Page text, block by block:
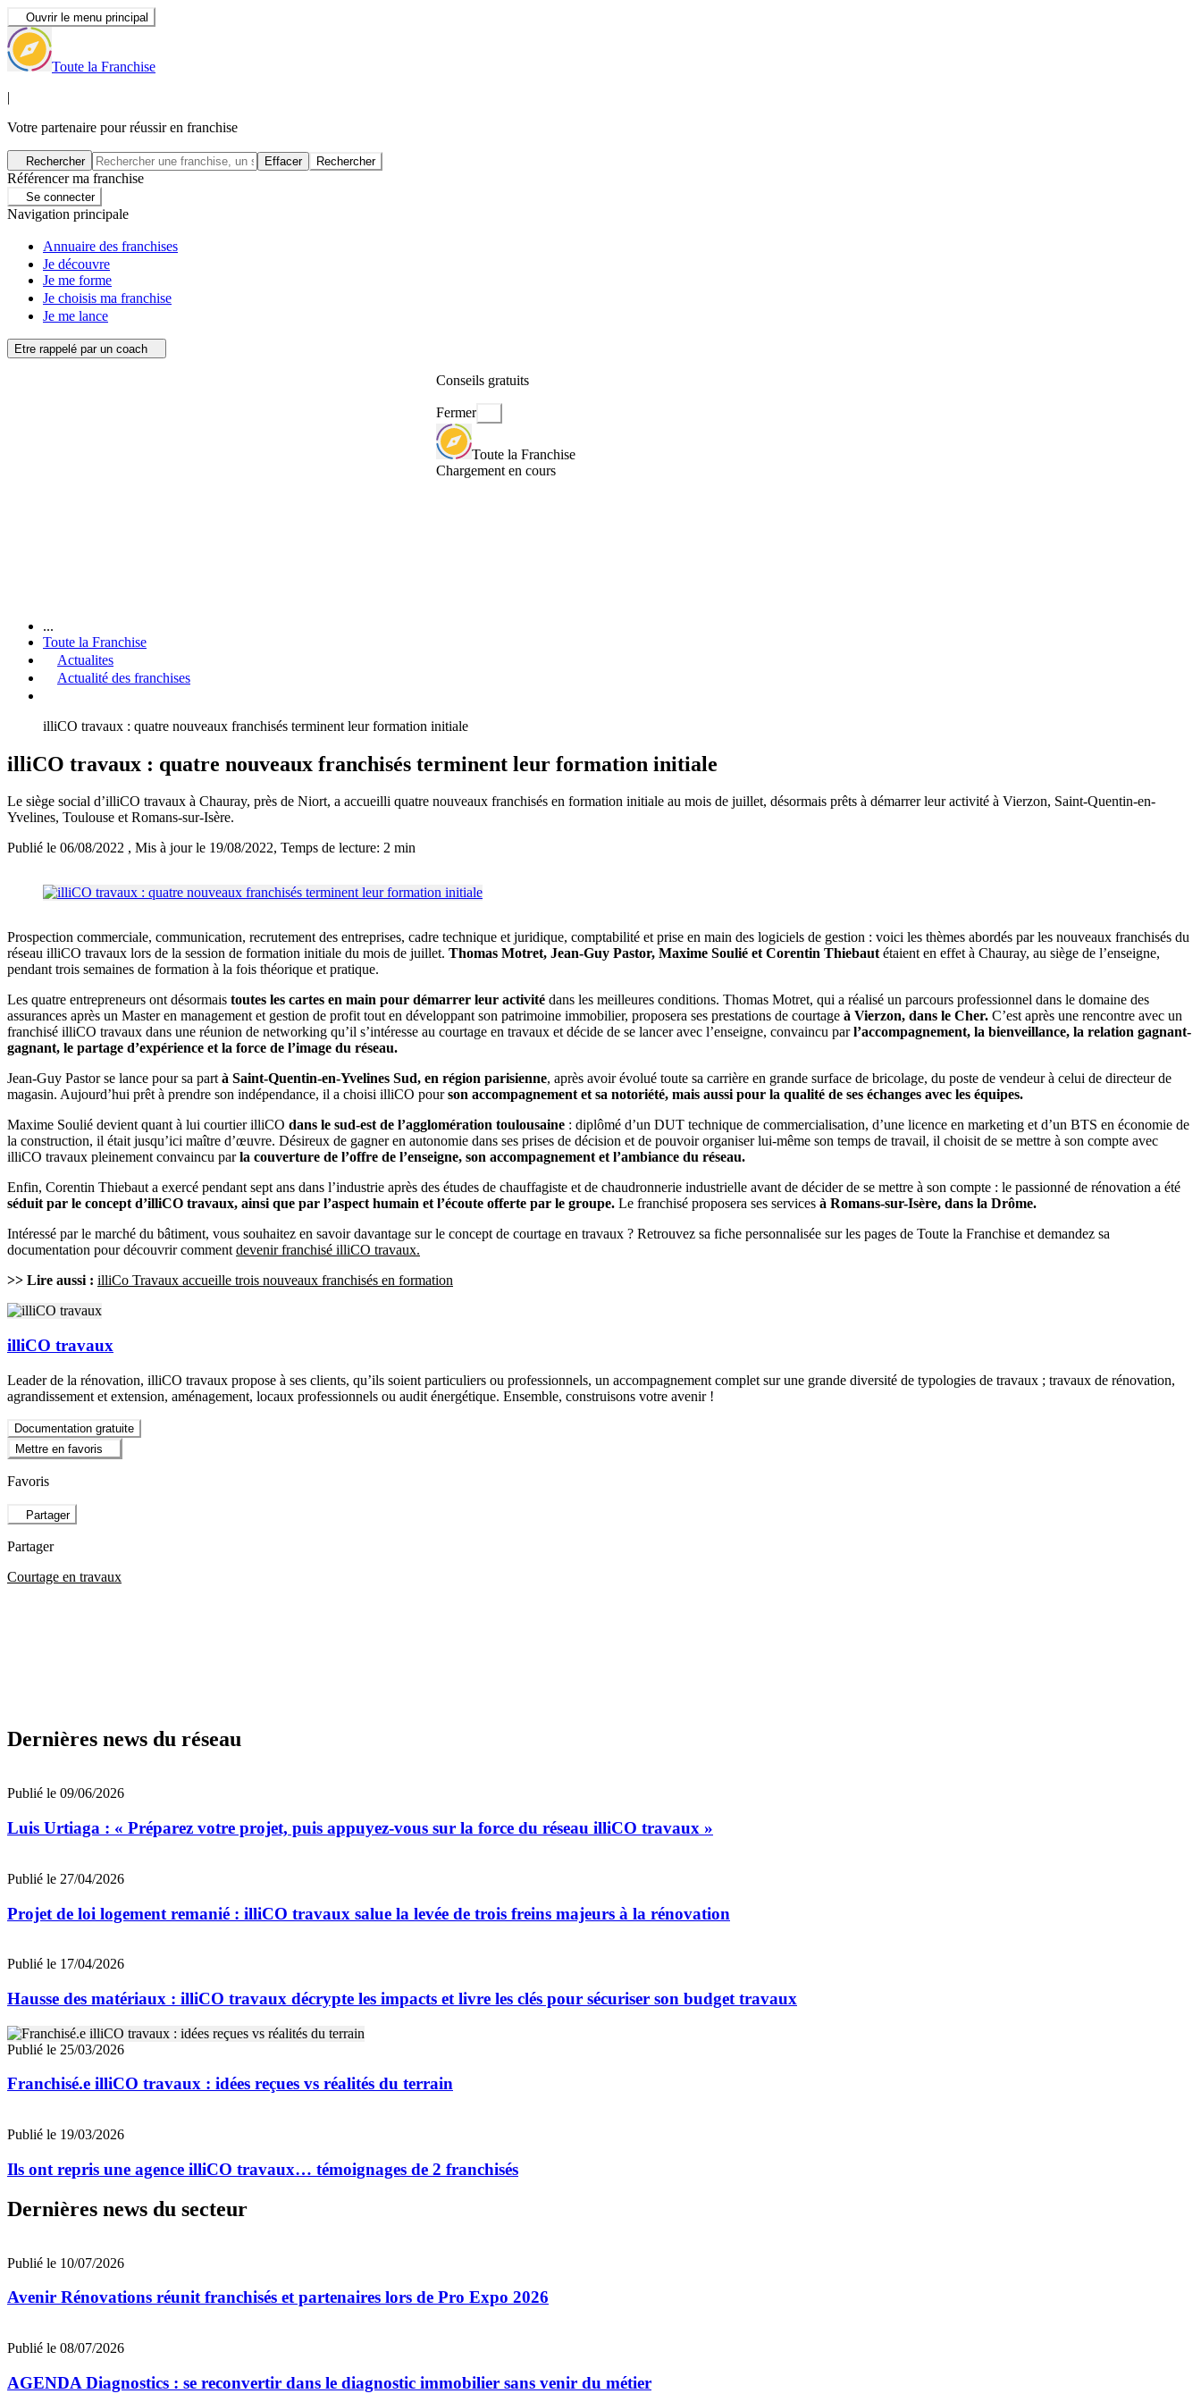
Ouvrir le menu principal
Toute la Franchise
|
Votre partenaire pour réussir en franchise
Rechercher Effacer Rechercher
Référencer ma franchise
Se connecter
Navigation principale
Annuaire des franchises
Je découvre
Je me forme
Je choisis ma franchise
Je me lance
Etre rappelé par un coach
Conseils gratuits
Fermer
Toute la Franchise
Chargement en cours
...
Toute la Franchise
Actualites
Actualité des franchises
illiCO travaux : quatre nouveaux franchisés terminent leur formation initiale
illiCO travaux : quatre nouveaux franchisés terminent leur formation initiale
Le siège social d’illiCO travaux à Chauray, près de Niort, a accueilli quatre nouveaux franchisés en formation initiale au mois de juillet, désormais prêts à démarrer leur activité à Vierzon, Saint-Quentin-en-
Yvelines, Toulouse et Romans-sur-Isère.
Publié le 06/08/2022 , Mis à jour le 19/08/2022, Temps de lecture: 2 min
Prospection commerciale, communication, recrutement des entreprises, cadre technique et juridique, comptabilité et prise en main des logiciels de gestion : voici les thèmes abordés par les nouveaux franchisés du
réseau illiCO travaux lors de la session de formation initiale du mois de juillet. Thomas Motret, Jean-Guy Pastor, Maxime Soulié et Corentin Thiebautétaient en effet à Chauray, au siège de l’enseigne,
pendant trois semaines de formation à la fois théorique et pratique.
Les quatre entrepreneurs ont désormais toutes les cartes en main pour démarrer leur activité dans les meilleures conditions. Thomas Motret, qui a réalisé un parcours professionnel dans le domaine des
assurances après un Master en management et gestion de profit tout en développant son patrimoine immobilier, proposera ses prestations de courtage à Vierzon, dans le Cher. C’est après une rencontre avec un
franchisé illiCO travaux dans une réunion de networking qu’il s’intéresse au courtage en travaux et décide de se lancer avec l’enseigne, convaincu parl’accompagnement, la bienveillance, la relation gagnant-
gagnant, le partage d’expérience et la force de l’image du réseau.
Jean-Guy Pastor se lance pour sa partà Saint-Quentin-en-Yvelines Sud, en région parisienne, après avoir évolué toute sa carrière en grande surface de bricolage, du poste de vendeur à celui de directeur de
magasin. Aujourd’hui prêt à prendre son indépendance, il a choisi illiCO pourson accompagnement et sa notoriété, mais aussi pour la qualité de ses échanges avec les équipes.
Maxime Soulié devient quant à lui courtier illiCO dans le sud-est de l’agglomération toulousaine : diplômé d’un DUT technique de commercialisation, d’une licence en marketing et d’un BTS en économie de
la construction, il était jusqu’ici maître d’œuvre. Désireux de gagner en autonomie dans ses prises de décision et de pouvoir organiser lui-même son temps de travail, il choisit de se mettre à son compte avec
illiCO travaux pleinement convaincu parla couverture de l’offre de l’enseigne, son accompagnement et l’ambiance du réseau.
Enfin, Corentin Thiebaut a exercé pendant sept ans dans l’industrie après des études de chauffagiste et de chaudronnerie industrielle avant de décider de se mettre à son compte : le passionné de rénovation a été
séduit par le concept d’illiCO travaux, ainsi que par l’aspect humain et l’écoute offerte par le groupe. Le franchisé proposera ses services à Romans-sur-Isère, dans la Drôme.
Intéressé par le marché du bâtiment, vous souhaitez en savoir davantage sur le concept de courtage en travaux ? Retrouvez sa fiche personnalisée sur les pages de Toute la Franchise et demandez sa
documentation pour découvrir commentdevenir franchisé illiCO travaux.
>> Lire aussi : illiCo Travaux accueille trois nouveaux franchisés en formation
illiCO travaux
Leader de la rénovation, illiCO travaux propose à ses clients, qu’ils soient particuliers ou professionnels, un accompagnement complet sur une grande diversité de typologies de travaux ; travaux de rénovation,
agrandissement et extension, aménagement, locaux professionnels ou audit énergétique. Ensemble, construisons votre avenir !
Documentation gratuite
Mettre en favoris
Favoris
Partager
Partager
Courtage en travaux
Dernières news du réseau
Publié le 09/06/2026
Luis Urtiaga : « Préparez votre projet, puis appuyez-vous sur la force du réseau illiCO travaux »
Publié le 27/04/2026
Projet de loi logement remanié : illiCO travaux salue la levée de trois freins majeurs à la rénovation
Publié le 17/04/2026
Hausse des matériaux : illiCO travaux décrypte les impacts et livre les clés pour sécuriser son budget travaux
Publié le 25/03/2026
Franchisé.e illiCO travaux : idées reçues vs réalités du terrain
Publié le 19/03/2026
Ils ont repris une agence illiCO travaux… témoignages de 2 franchisés
Dernières news du secteur
Publié le 10/07/2026
Avenir Rénovations réunit franchisés et partenaires lors de Pro Expo 2026
Publié le 08/07/2026
AGENDA Diagnostics : se reconvertir dans le diagnostic immobilier sans venir du métier